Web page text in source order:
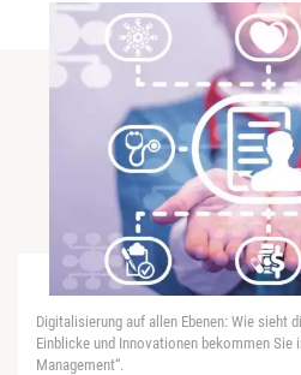
Digitalisierung auf allen Ebenen: Wie sieht
Einblicke und Innovationen bekommen Sie
Management“.